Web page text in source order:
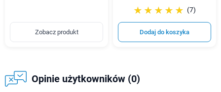
Zobacz produkt
☆☆☆☆☆
★★★★★ (7)
Dodaj do koszyka
Opinie użytkowników (0)